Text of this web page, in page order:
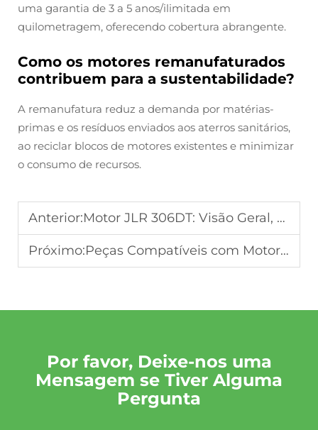
uma garantia de 3 a 5 anos/ilimitada em
quilometragem, oferecendo cobertura abrangente.
Como os motores remanufaturados
contribuem para a sustentabilidade?
A remanufatura reduz a demanda por matérias-
primas e os resíduos enviados aos aterros sanitários,
ao reciclar blocos de motores existentes e minimizar
o consumo de recursos.
Anterior:Motor JLR 306DT: Visão Geral, Falhas Comuns e Soluções Profissionais de Remanufatura para Clientes B2B
Próximo:Peças Compatíveis com Motores BMW B48 2.0T: Catálogo da Oruide
Por favor, Deixe-nos uma
Mensagem se Tiver Alguma
Pergunta